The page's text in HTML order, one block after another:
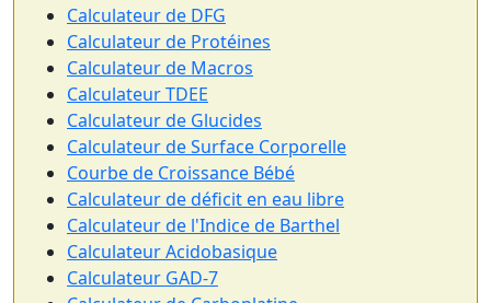
Calculateur de DFG
Calculateur de Protéines
Calculateur de Macros
Calculateur TDEE
Calculateur de Glucides
Calculateur de Surface Corporelle
Courbe de Croissance Bébé
Calculateur de déficit en eau libre
Calculateur de l'Indice de Barthel
Calculateur Acidobasique
Calculateur GAD-7